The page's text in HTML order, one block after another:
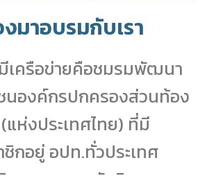
มาอบรมกับเรา
มีเครือข่ายคือชมรมพัฒนา
นองค์กรปกครองส่วนท้อง
แห่งประเทศไทย) ที่มี
กอยู่ อปท.ทั่วประเทศ